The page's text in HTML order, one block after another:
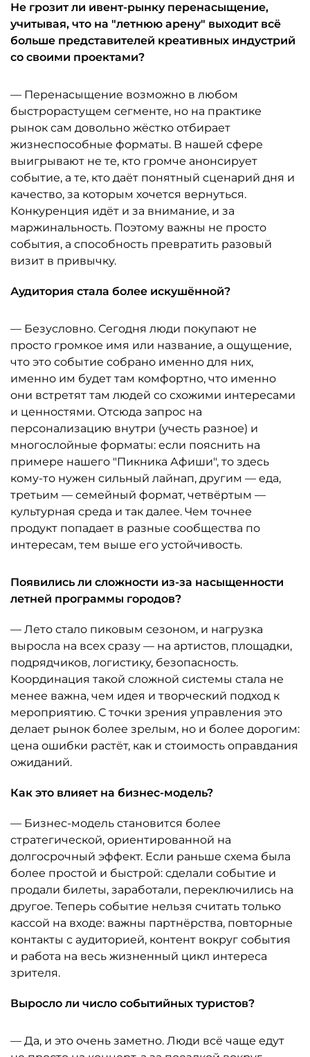
Не грозит ли ивент-рынку перенасыщение,
учитывая, что на "летнюю арену" выходит всё
больше представителей креативных индустрий
со своими проектами?
— Перенасыщение возможно в любом
быстрорастущем сегменте, но на практике
рынок сам довольно жёстко отбирает
жизнеспособные форматы. В нашей сфере
выигрывают не те, кто громче анонсирует
событие, а те, кто даёт понятный сценарий дня и
качество, за которым хочется вернуться.
Конкуренция идёт и за внимание, и за
маржинальность. Поэтому важны не просто
события, а способность превратить разовый
визит в привычку.
Аудитория стала более искушённой?
— Безусловно. Сегодня люди покупают не
просто громкое имя или название, а ощущение,
что это событие собрано именно для них,
именно им будет там комфортно, что именно
они встретят там людей со схожими интересами
и ценностями. Отсюда запрос на
персонализацию внутри (учесть разное) и
многослойные форматы: если пояснить на
примере нашего "Пикника Афиши", то здесь
кому-то нужен сильный лайнап, другим — еда,
третьим — семейный формат, четвёртым —
культурная среда и так далее. Чем точнее
продукт попадает в разные сообщества по
интересам, тем выше его устойчивость.
Появились ли сложности из-за насыщенности
летней программы городов?
— Лето стало пиковым сезоном, и нагрузка
выросла на всех сразу — на артистов, площадки,
подрядчиков, логистику, безопасность.
Координация такой сложной системы стала не
менее важна, чем идея и творческий подход к
мероприятию. С точки зрения управления это
делает рынок более зрелым, но и более дорогим:
цена ошибки растёт, как и стоимость оправдания
ожиданий.
Как это влияет на бизнес-модель?
— Бизнес-модель становится более
стратегической, ориентированной на
долгосрочный эффект. Если раньше схема была
более простой и быстрой: сделали событие и
продали билеты, заработали, переключились на
другое. Теперь событие нельзя считать только
кассой на входе: важны партнёрства, повторные
контакты с аудиторией, контент вокруг события
и работа на весь жизненный цикл интереса
зрителя.
Выросло ли число событийных туристов?
— Да, и это очень заметно. Люди всё чаще едут